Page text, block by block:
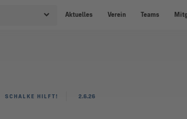
Aktuelles Verein Teams
SCHALKE HILFT! 2.6.26